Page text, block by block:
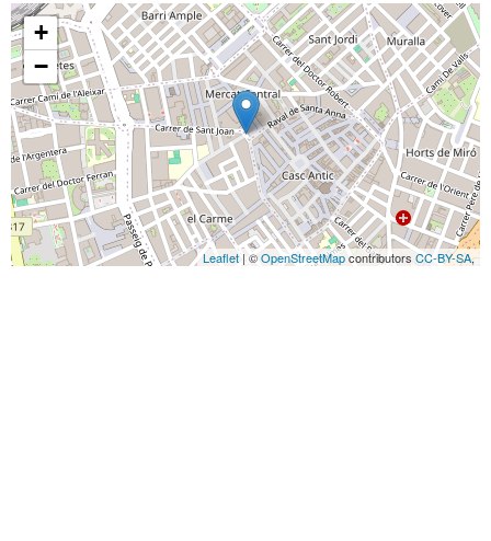
+
−
Leaflet | ©OpenStreetMapcontributors CC-BY-SA,